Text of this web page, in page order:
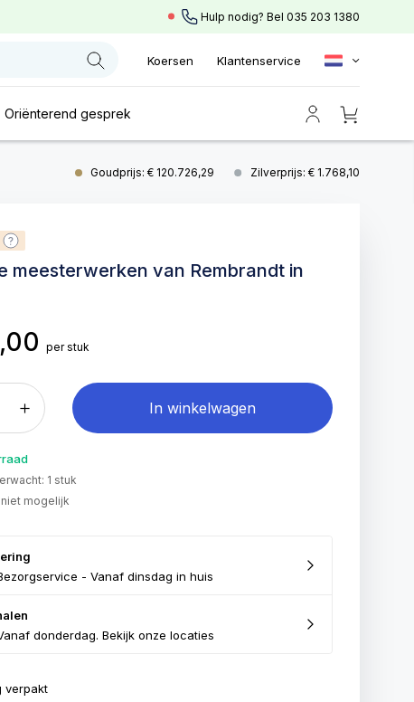
Hulp nodig? Bel 035 203 1380
Koersen Klantenservice
Oriënterend gesprek
Goudprijs: € 120.726,29 Zilverprijs: € 1.768,10
meesterwerken van Rembrandt in
per stuk
In winkelwagen
1 stuk
mogelijk
- Vanaf dinsdag in huis
donderdag. Bekijk onze locaties
verpakt